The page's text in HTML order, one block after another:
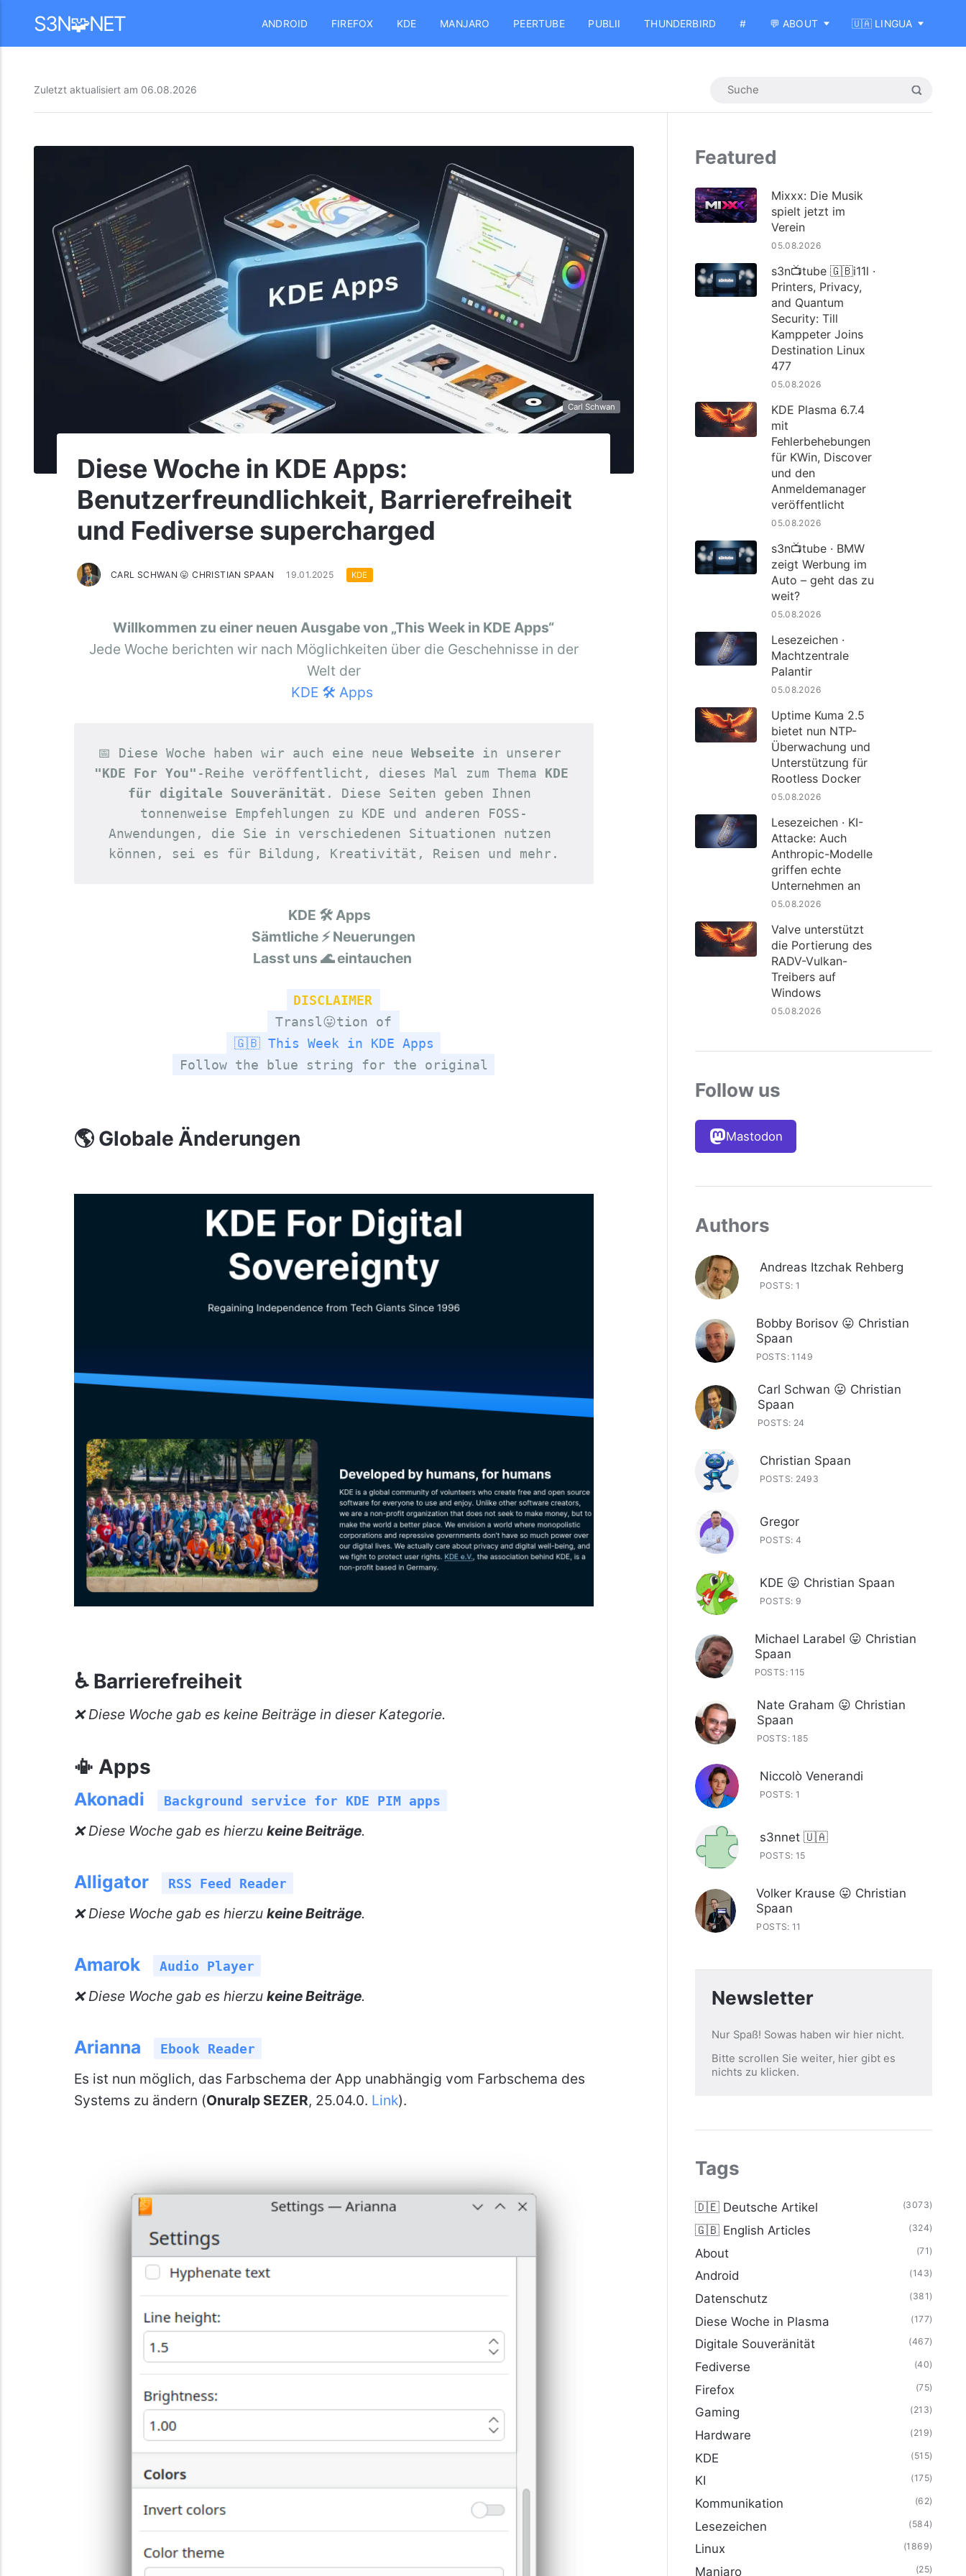
S3N🧩NET ANDROID FIREFOX KDE MANJARO PEERTUBE PUBLII THUNDERBIRD # 💬 ABOUT 🇺🇦 LINGUA
Zuletzt aktualisiert am 06.08.2026
Carl Schwan
Diese Woche in KDE Apps:
Benutzerfreundlichkeit, Barrierefreiheit
und Fediverse supercharged
CARL SCHWAN 😛 CHRISTIAN SPAAN 19.01.2025 KDE
Willkommen zu einer neuen Ausgabe von „This Week in KDE Apps“
Jede Woche berichten wir nach Möglichkeiten über die Geschehnisse in der
Welt der
KDE 🛠 Apps
📅 Diese Woche haben wir auch eine neue Webseite
"KDE For You" -Reihe veröffentlicht, dieses Mal zum Thema KDE
für digitale Souveränität . Diese Seiten geben Ihnen
tonnenweise Empfehlungen zu KDE und anderen FOSS-
Anwendungen, die Sie in verschiedenen Situationen nutzen
können, sei es für Bildung, Kreativität, Reisen und mehr.
KDE 🛠 Apps
Sämtliche ⚡ Neuerungen
Lasst uns 🌊 eintauchen
DISCLAIMER
Transl😛tion of
🇬🇧 This Week in KDE Apps
Follow the blue string for the original
🌎 Globale Änderungen
♿ Barrierefreiheit
❌ Diese Woche gab es keine Beiträge in dieser Kategorie.
📳 Apps
Akonadi Background service for KDE PIM apps
❌ Diese Woche gab es hierzu keine Beiträge.
Alligator RSS Feed Reader
❌ Diese Woche gab es hierzu keine Beiträge.
Amarok Audio Player
❌ Diese Woche gab es hierzu keine Beiträge.
Arianna Ebook Reader
Es ist nun möglich, das Farbschema der App unabhängig vom Farbschema des
Systems zu ändern (Onuralp SEZER, 25.04.0. Link).
Featured
Mixxx: Die Musik
spielt jetzt im
Verein
05.08.2026
s3n📺tube 🇬🇧i11l ·
Printers, Privacy,
and Quantum
Security: Till
Kamppeter Joins
Destination Linux
477
05.08.2026
KDE Plasma 6.7.4
mit
Fehlerbehebungen
für KWin, Discover
und den
Anmeldemanager
veröffentlicht
05.08.2026
s3n📺tube · BMW
zeigt Werbung im
Auto – geht das zu
weit?
05.08.2026
Lesezeichen ·
Machtzentrale
Palantir
05.08.2026
Uptime Kuma 2.5
bietet nun NTP-
Überwachung und
Unterstützung für
Rootless Docker
05.08.2026
Lesezeichen · KI-
Attacke: Auch
Anthropic-Modelle
griffen echte
Unternehmen an
05.08.2026
Valve unterstützt
die Portierung des
RADV-Vulkan-
Treibers auf
Windows
05.08.2026
Follow us
Mastodon
Authors
Andreas Itzchak Rehberg
POSTS: 1
Bobby Borisov 😛 Christian
Spaan
POSTS: 1149
Carl Schwan 😛 Christian
Spaan
POSTS: 24
Christian Spaan
POSTS: 2493
Gregor
POSTS: 4
KDE 😛 Christian Spaan
POSTS: 9
Michael Larabel 😛 Christian
Spaan
POSTS: 115
Nate Graham 😛 Christian
Spaan
POSTS: 185
Niccolò Venerandi
POSTS: 1
s3nnet 🇺🇦
POSTS: 15
Volker Krause 😛 Christian
Spaan
POSTS: 11
Newsletter
Nur Spaß! Sowas haben wir hier nicht.
Bitte scrollen Sie weiter, hier gibt es
nichts zu klicken.
Tags
🇩🇪 Deutsche Artikel (3073)
🇬🇧 English Articles (324)
About (71)
Android (143)
Datenschutz (381)
Diese Woche in Plasma (177)
Digitale Souveränität (467)
Fediverse (40)
Firefox (75)
Gaming (213)
Hardware (219)
KDE (515)
KI (175)
Kommunikation (62)
Lesezeichen (584)
Linux (1869)
Manjaro (25)